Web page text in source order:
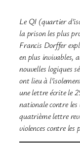
Le QI (quartier
la prison les plus
Francis Dorffer
en plus invivables,
nouvelles logiques
ont lieu à
une lettre écrite le
nationale contre
quatrième lettre
violences contre les